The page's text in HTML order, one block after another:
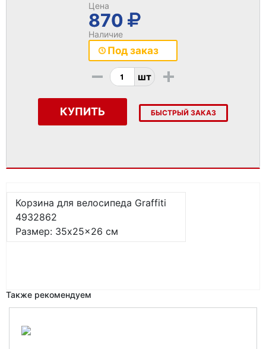
Цена
870
Наличие
Под заказ
- шт +
КУПИТЬ БЫСТРЫЙ ЗАКАЗ
Корзина для велосипеда Graffiti
4932862
Размер: 35x25x26 см
Также рекомендуем